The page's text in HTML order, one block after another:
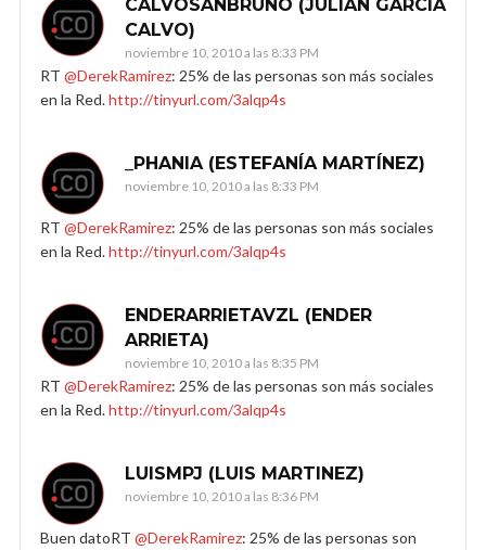
CALVOSANBRUNO (JULIAN GARCÍA
CALVO)
noviembre 10, 2010 a las 8:33 PM
RT @DerekRamirez: 25% de las personas son más sociales
en la Red.http://tinyurl.com/3alqp4s
_PHANIA (ESTEFANÍA MARTÍNEZ)
noviembre 10, 2010 a las 8:33 PM
RT @DerekRamirez: 25% de las personas son más sociales
en la Red.http://tinyurl.com/3alqp4s
ENDERARRIETAVZL (ENDER
ARRIETA)
noviembre 10, 2010 a las 8:35 PM
RT @DerekRamirez: 25% de las personas son más sociales
en la Red.http://tinyurl.com/3alqp4s
LUISMPJ (LUIS MARTINEZ)
noviembre 10, 2010 a las 8:36 PM
Buen datoRT @DerekRamirez: 25% de las personas son